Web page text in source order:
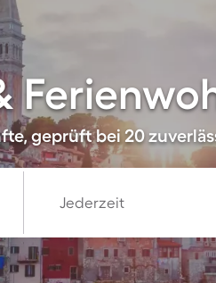
geprüft bei 20
Jederzeit